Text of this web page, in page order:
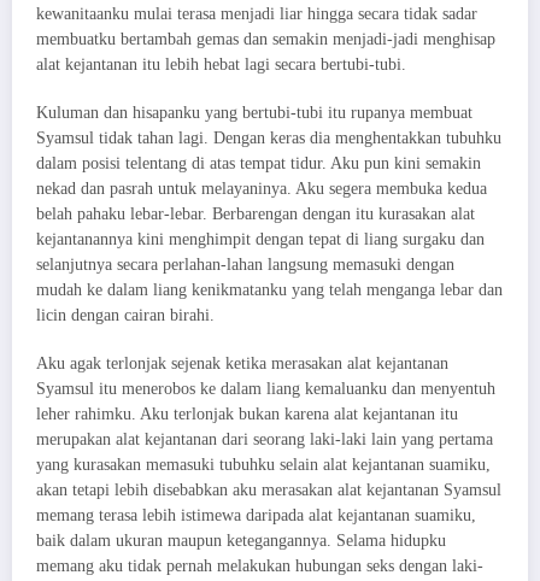
kewanitaanku mulai terasa menjadi liar hingga secara tidak sadar
membuatku bertambah gemas dan semakin menjadi-jadi menghisap
alat kejantanan itu lebih hebat lagi secara bertubi-tubi.
Kuluman dan hisapanku yang bertubi-tubi itu rupanya membuat
Syamsul tidak tahan lagi. Dengan keras dia menghentakkan tubuhku
dalam posisi telentang di atas tempat tidur. Aku pun kini semakin
nekad dan pasrah untuk melayaninya. Aku segera membuka kedua
belah pahaku lebar-lebar. Berbarengan dengan itu kurasakan alat
kejantanannya kini menghimpit dengan tepat di liang surgaku dan
selanjutnya secara perlahan-lahan langsung memasuki dengan
mudah ke dalam liang kenikmatanku yang telah menganga lebar dan
licin dengan cairan birahi.
Aku agak terlonjak sejenak ketika merasakan alat kejantanan
Syamsul itu menerobos ke dalam liang kemaluanku dan menyentuh
leher rahimku. Aku terlonjak bukan karena alat kejantanan itu
merupakan alat kejantanan dari seorang laki-laki lain yang pertama
yang kurasakan memasuki tubuhku selain alat kejantanan suamiku,
akan tetapi lebih disebabkan aku merasakan alat kejantanan Syamsul
memang terasa lebih istimewa daripada alat kejantanan suamiku,
baik dalam ukuran maupun ketegangannya. Selama hidupku
memang aku tidak pernah melakukan hubungan seks dengan laki-